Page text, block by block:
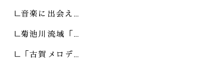
音楽に出会え…
菊池川流域「…
「古賀メロデ…